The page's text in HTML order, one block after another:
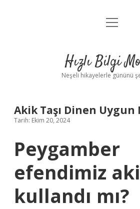
Anasayfa
Yasal Uyarı
menüyü
Hızlı Bilgi
Neşeli hikayelerle gününü
Akik Taşı Dinen Uygun
Tarih: Ekim 20, 2024
Peygamber
efendimiz
kullandı mı?